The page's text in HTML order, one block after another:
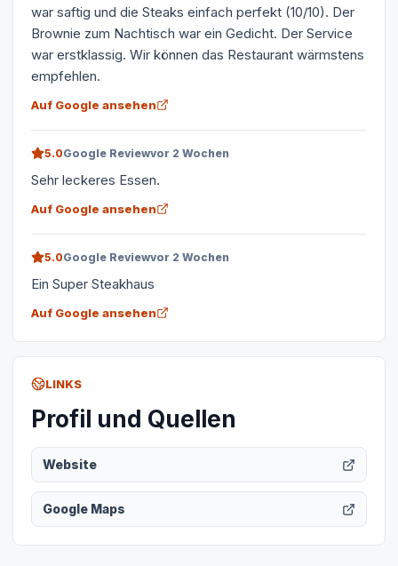
war saftig und die Steaks einfach perfekt (10/10). Der
Brownie zum Nachtisch war ein Gedicht. Der Service
war erstklassig. Wir können das Restaurant wärmstens
empfehlen.
Auf Google ansehen
5.0Google Reviewvor 2 Wochen
Sehr leckeres Essen.
Auf Google ansehen
5.0Google Reviewvor 2 Wochen
Ein Super Steakhaus
Auf Google ansehen
LINKS
Profil und Quellen
Website
Google Maps